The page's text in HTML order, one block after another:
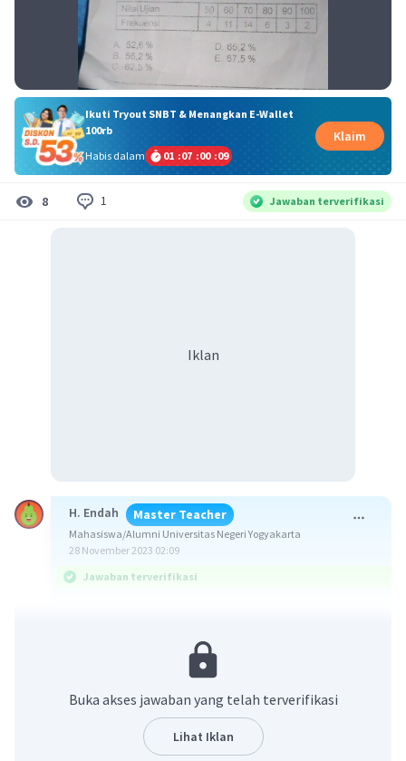
Ikuti Tryout SNBT & Menangkan E-Wallet
100rb
Habis dalam
01 :07 :00 :08
Klaim
8 1 Jawaban terverifikasi
Iklan
H. Endah Master Teacher
Mahasiswa/Alumni Universitas Negeri Yogyakarta
28 November 2023 02:09
Jawaban terverifikasi
Pembahasan:
Jumlah siswa yang nilainya lebih dari 60 = (14 + 6
Buka akses jawaban yang telah terverifikasi
Lihat Iklan